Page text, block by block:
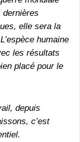
dernières
elle sera la
humaine
les résultats
placé pour le
depuis
c’est